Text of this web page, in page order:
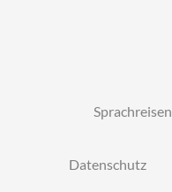
Sprachreisen
Datenschutz